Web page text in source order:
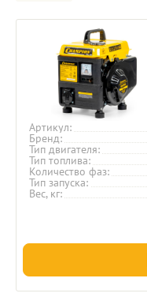
Артикул
Бренд
Тип двигателя
Тип топлива
Количество фаз
Тип запуска
Вес, кг